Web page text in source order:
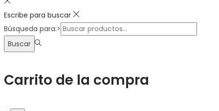
Escribe para buscar
Búsqueda para:>
Buscar
Carrito de la compra